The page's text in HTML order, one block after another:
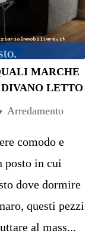
MARCHE
LETTO
Arredamento
comodo e
posto in cui
dove dormire
questi pezzi
al mass...